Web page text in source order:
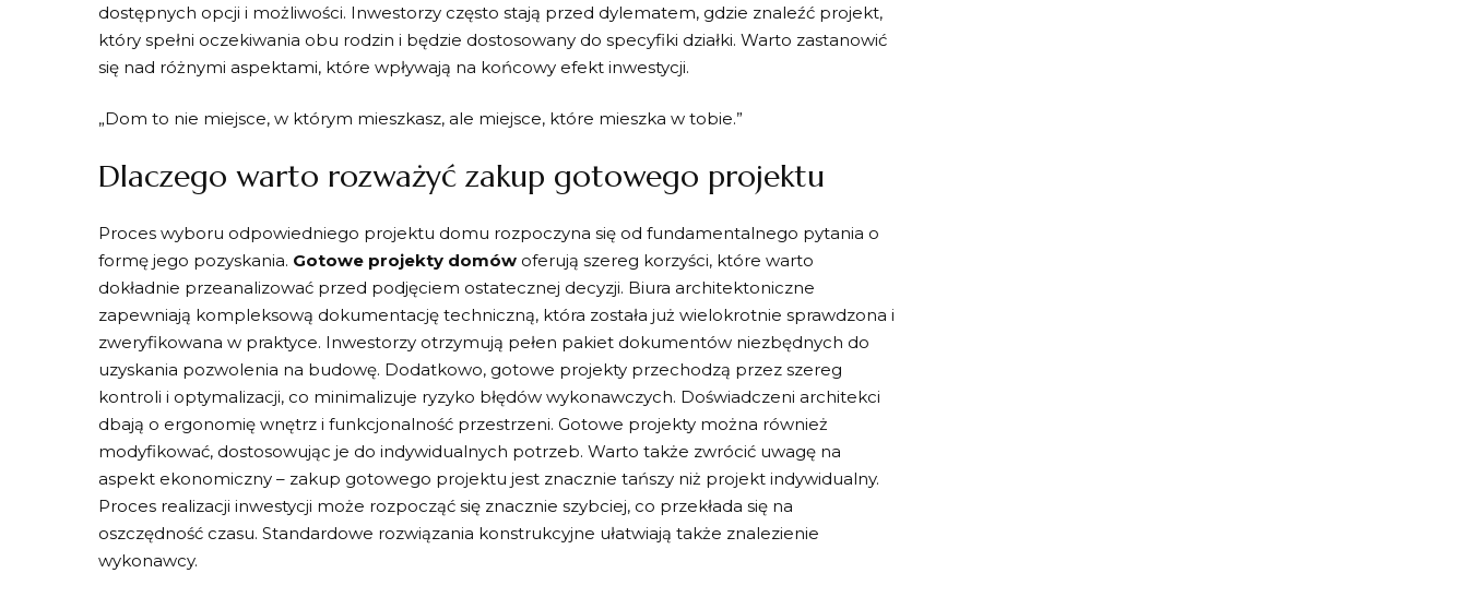
dostępnych opcji i możliwości. Inwestorzy często stają przed dylematem, gdzie znaleźć projekt,
który spełni oczekiwania obu rodzin i będzie dostosowany do specyfiki działki. Warto zastanowić
się nad różnymi aspektami, które wpływają na końcowy efekt inwestycji.
„Dom to nie miejsce, w którym mieszkasz, ale miejsce, które mieszka w tobie.”
Dlaczego warto rozważyć zakup gotowego projektu
Proces wyboru odpowiedniego projektu domu rozpoczyna się od fundamentalnego pytania o
formę jego pozyskania. Gotowe projekty domów oferują szereg korzyści, które warto
dokładnie przeanalizować przed podjęciem ostatecznej decyzji. Biura architektoniczne
zapewniają kompleksową dokumentację techniczną, która została już wielokrotnie sprawdzona i
zweryfikowana w praktyce. Inwestorzy otrzymują pełen pakiet dokumentów niezbędnych do
uzyskania pozwolenia na budowę. Dodatkowo, gotowe projekty przechodzą przez szereg
kontroli i optymalizacji, co minimalizuje ryzyko błędów wykonawczych. Doświadczeni architekci
dbają o ergonomię wnętrz i funkcjonalność przestrzeni. Gotowe projekty można również
modyfikować, dostosowując je do indywidualnych potrzeb. Warto także zwrócić uwagę na
aspekt ekonomiczny – zakup gotowego projektu jest znacznie tańszy niż projekt indywidualny.
Proces realizacji inwestycji może rozpocząć się znacznie szybciej, co przekłada się na
oszczędność czasu. Standardowe rozwiązania konstrukcyjne ułatwiają także znalezienie
wykonawcy.